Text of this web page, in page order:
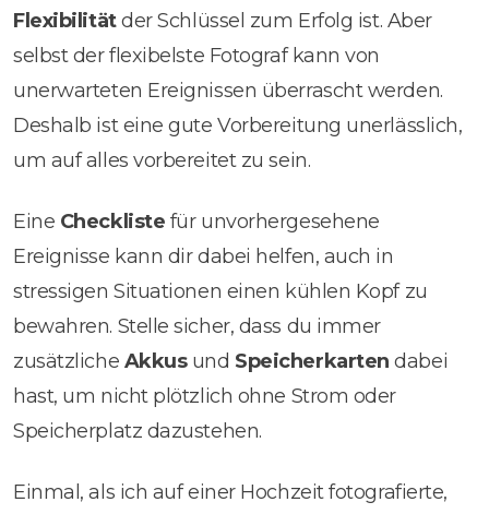
Flexibilitätder Schlüssel zum Erfolg ist. Aber
selbst der flexibelste Fotograf kann von
unerwarteten Ereignissen überrascht werden.
Deshalb ist eine gute Vorbereitung unerlässlich,
um auf alles vorbereitet zu sein.
Eine Checkliste für unvorhergesehene
Ereignisse kann dir dabei helfen, auch in
stressigen Situationen einen kühlen Kopf zu
bewahren. Stelle sicher, dass du immer
zusätzliche Akkusund Speicherkarten dabei
hast, um nicht plötzlich ohne Strom oder
Speicherplatz dazustehen.
Einmal, als ich auf einer Hochzeit fotografierte,